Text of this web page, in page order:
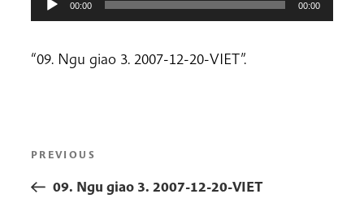
00:00 00:00
“09. Ngu giao 3. 2007-12-20-VIET”.
Previous
Post
PREVIOUS
09. Ngu giao 3. 2007-12-20-VIET